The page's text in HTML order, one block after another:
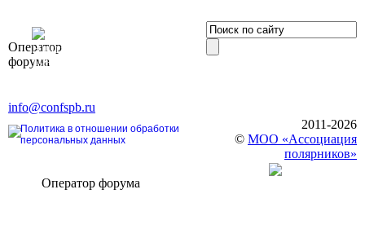
Оператор
форума
Элит»
196191, г. Санкт-Петербург,
info@confspb.ru
Политика в отношении обработки
персональных данных
2011-2026
© МОО «Ассоциация
полярников»
Оператор форума